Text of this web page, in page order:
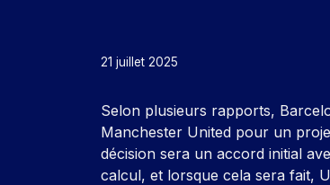
21 juillet 2025
Selon plusieurs rapports,
Manchester United pour un
décision sera un accord initial
calcul, et lorsque cela sera fait,